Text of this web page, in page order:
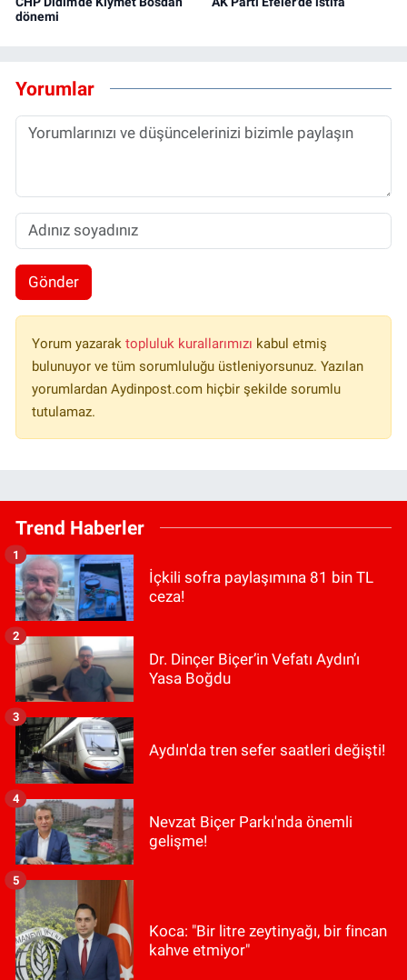
dönemi
Yorumlar
Gönder
Yorum yazarak topluluk kurallarımızı kabul etmiş
bulunuyor ve tüm sorumluluğu üstleniyorsunuz. Yazılan
yorumlardan Aydinpost.com hiçbir şekilde sorumlu
tutulamaz.
Trend Haberler
İçkili sofra paylaşımına 81 bin TL
ceza!
1
Dr. Dinçer Biçer’in Vefatı Aydın’ı
Yasa Boğdu
2
Aydın'da tren sefer saatleri değişti!
3
Nevzat Biçer Parkı'nda önemli
gelişme!
4
Koca: "Bir litre zeytinyağı, bir fincan
kahve etmiyor"
5